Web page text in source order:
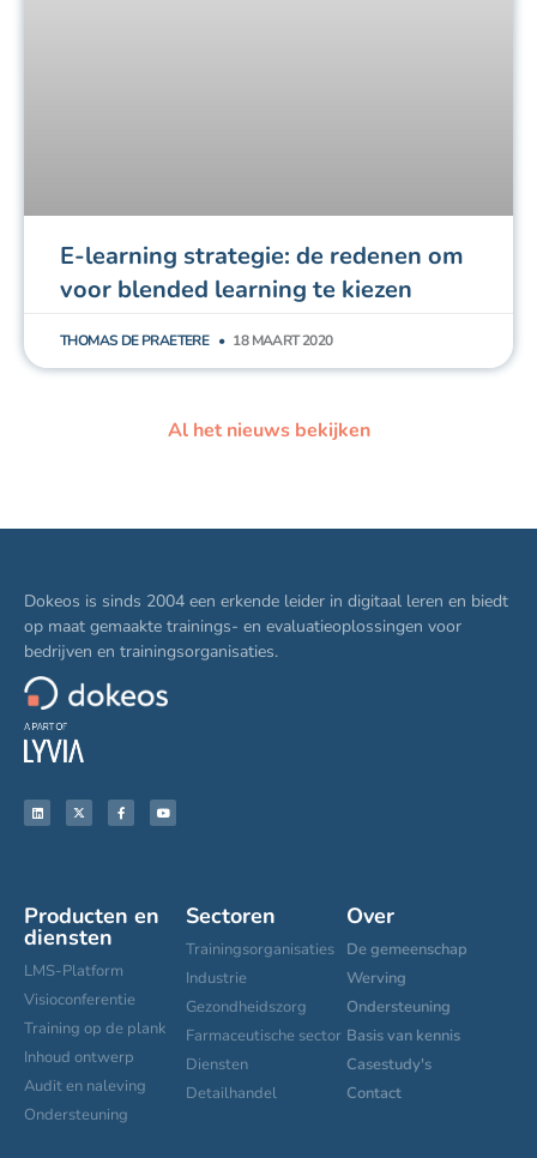
E-learning strategie: de redenen om
voor blended learning te kiezen
THOMAS DE PRAETERE 18 MAART 2020
Al het nieuws bekijken
Dokeos is sinds 2004 een erkende leider in digitaal leren en biedt
op maat gemaakte trainings- en evaluatieoplossingen voor
bedrijven en trainingsorganisaties.
Producten en
diensten
LMS-Platform
Visioconferentie
Training op de plank
Inhoud ontwerp
Audit en naleving
Ondersteuning
Sectoren
Trainingsorganisaties
Industrie
Gezondheidszorg
Farmaceutische sector
Diensten
Detailhandel
Over
De gemeenschap
Werving
Ondersteuning
Basis van kennis
Casestudy's
Contact